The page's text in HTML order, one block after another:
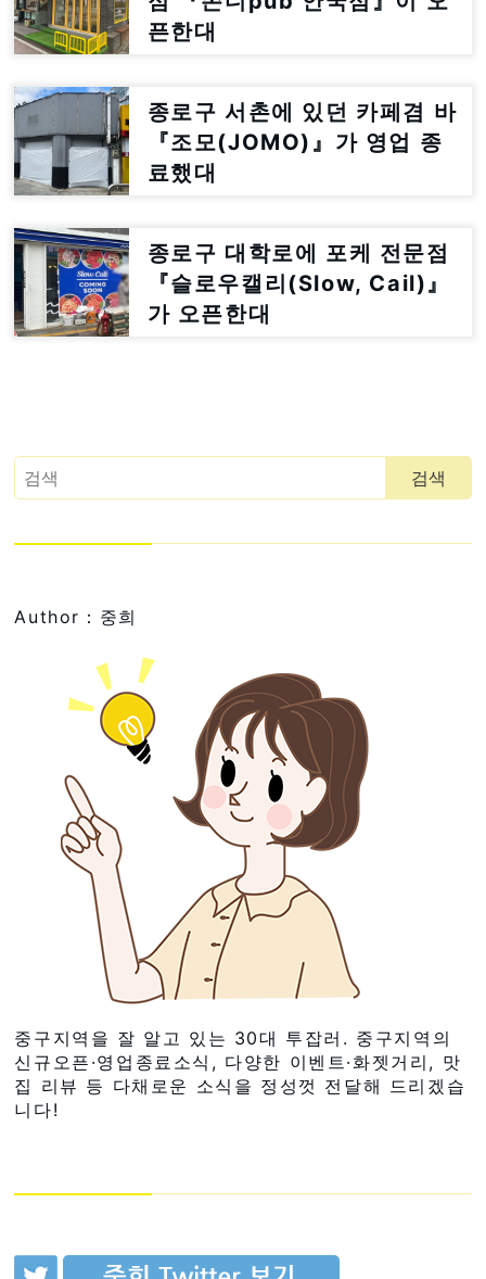
픈한대
종로구 서촌에 있던 카페겸 바
『조모(JOMO)』가 영업 종
료했대
종로구 대학로에 포케 전문점
『슬로우캘리(Slow, Cail)』
가 오픈한대
Author：중희
중구지역을 잘 알고 있는 30대 투잡러. 중구지역의
신규오픈·영업종료소식, 다양한 이벤트·화젯거리, 맛
집 리뷰 등 다채로운 소식을 정성껏 전달해 드리겠습
니다!